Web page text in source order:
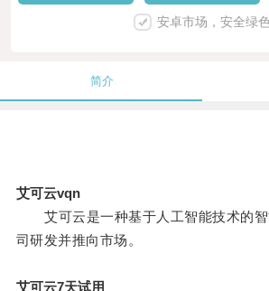
安卓市场，安全绿
简介
艾可云vqn
艾可云是一种基于人工智能技术的智
司研发并推向市场。
艾可云7天试用